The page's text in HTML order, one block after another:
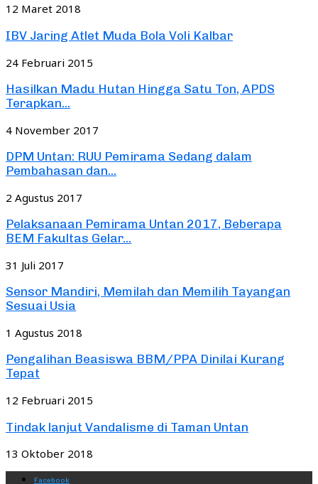
12 Maret 2018
IBV Jaring Atlet Muda Bola Voli Kalbar
24 Februari 2015
Hasilkan Madu Hutan Hingga Satu Ton, APDS
Terapkan...
4 November 2017
DPM Untan: RUU Pemirama Sedang dalam
Pembahasan dan...
2 Agustus 2017
Pelaksanaan Pemirama Untan 2017, Beberapa
BEM Fakultas Gelar...
31 Juli 2017
Sensor Mandiri, Memilah dan Memilih Tayangan
Sesuai Usia
1 Agustus 2018
Pengalihan Beasiswa BBM/PPA Dinilai Kurang
Tepat
12 Februari 2015
Tindak lanjut Vandalisme di Taman Untan
13 Oktober 2018
Facebook